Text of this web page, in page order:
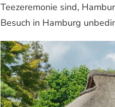
Teezeremonie sind,
Besuch in Hamburg